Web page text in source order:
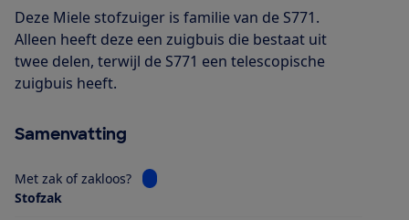
Deze Miele stofzuiger is familie van de S771.
Alleen heeft deze een zuigbuis die bestaat uit
twee delen, terwijl de S771 een telescopische
zuigbuis heeft.
Samenvatting
Met zak of zakloos?
Bekijk informatie voor Met zak of zakloos?
Stofzak